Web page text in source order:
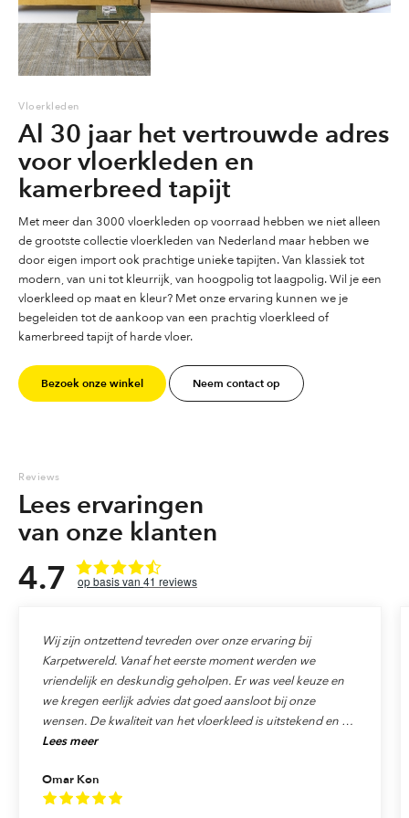
Vloerkleden
Al 30 jaar het vertrouwde adres
voor vloerkleden en
kamerbreed tapijt
Met meer dan 3000 vloerkleden op voorraad hebben we niet alleen
de grootste collectie vloerkleden van Nederland maar hebben we
door eigen import ook prachtige unieke tapijten. Van klassiek tot
modern, van uni tot kleurrijk, van hoogpolig tot laagpolig. Wil je een
vloerkleed op maat en kleur? Met onze ervaring kunnen we je
begeleiden tot de aankoop van een prachtig vloerkleed of
kamerbreed tapijt of harde vloer.
Bezoek onze winkel Neem contact op
Reviews
Lees ervaringen
van onze klanten
4.7 41 reviews
Omar Kon
Wij zijn ontzettend tevreden over onze ervaring bij
Karpetwereld. Vanaf het eerste moment werden we
vriendelijk en deskundig geholpen. Er was veel keuze en
we kregen eerlijk advies dat goed aansloot bij onze
wensen. De kwaliteit van het vloerkleed is uitstekend en de
levering verliep precies zoals afgesproken. Ook de service
echt als klant gewaardeerd. We raden Karpetwereld dan
ook van harte aan aan iedereen die op zoek is naar
Lees meer